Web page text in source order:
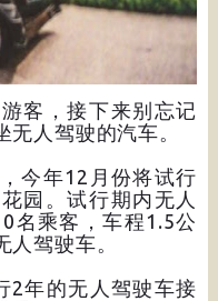
客，接下来别忘记
人驾驶的汽车。
今年12月份将试行
园。试行期内无人
名乘客，车程1.5公
驾驶车。
2年的无人驾驶车接